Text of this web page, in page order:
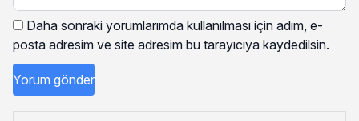
Daha sonraki yorumlarımda kullanılması için adım, e-
posta adresim ve site adresim bu tarayıcıya kaydedilsin.